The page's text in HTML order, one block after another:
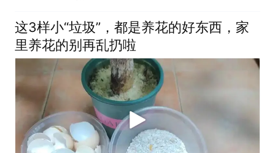
这3样小“垃圾”，都是养花的好东西，家
里养花的别再乱扔啦